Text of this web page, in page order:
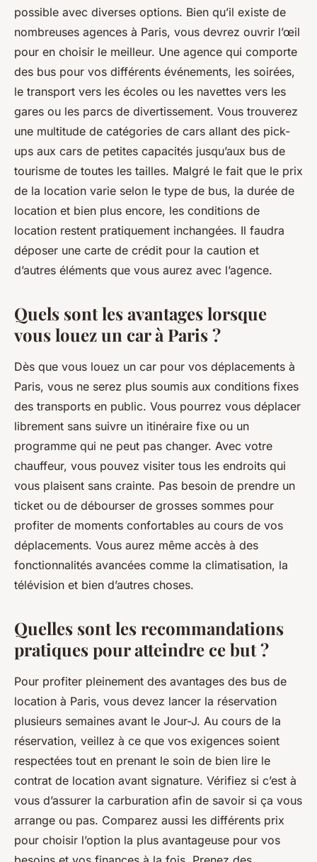
possible avec diverses options. Bien qu’il existe de
nombreuses agences à Paris, vous devrez ouvrir l’œil
pour en choisir le meilleur. Une agence qui comporte
des bus pour vos différents événements, les soirées,
le transport vers les écoles ou les navettes vers les
gares ou les parcs de divertissement. Vous trouverez
une multitude de catégories de cars allant des pick-
ups aux cars de petites capacités jusqu’aux bus de
tourisme de toutes les tailles. Malgré le fait que le prix
de la location varie selon le type de bus, la durée de
location et bien plus encore, les conditions de
location restent pratiquement inchangées. Il faudra
déposer une carte de crédit pour la caution et
d’autres éléments que vous aurez avec l’agence.
Quels sont les avantages lorsque
vous louez un car à Paris ?
Dès que vous louez un car pour vos déplacements à
Paris, vous ne serez plus soumis aux conditions fixes
des transports en public. Vous pourrez vous déplacer
librement sans suivre un itinéraire fixe ou un
programme qui ne peut pas changer. Avec votre
chauffeur, vous pouvez visiter tous les endroits qui
vous plaisent sans crainte. Pas besoin de prendre un
ticket ou de débourser de grosses sommes pour
profiter de moments confortables au cours de vos
déplacements. Vous aurez même accès à des
fonctionnalités avancées comme la climatisation, la
télévision et bien d’autres choses.
Quelles sont les recommandations
pratiques pour atteindre ce but ?
Pour profiter pleinement des avantages des bus de
location à Paris, vous devez lancer la réservation
plusieurs semaines avant le Jour-J. Au cours de la
réservation, veillez à ce que vos exigences soient
respectées tout en prenant le soin de bien lire le
contrat de location avant signature. Vérifiez si c’est à
vous d’assurer la carburation afin de savoir si ça vous
arrange ou pas. Comparez aussi les différents prix
pour choisir l’option la plus avantageuse pour vos